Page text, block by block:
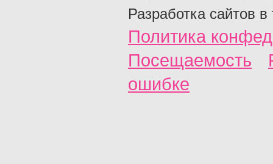
Разработка сайтов в
Политика
Посещаемость
ошибке